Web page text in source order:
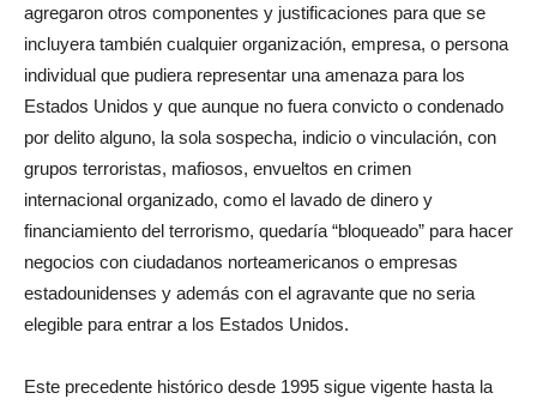
agregaron otros componentes y justificaciones para que se
incluyera también cualquier organización, empresa, o persona
individual que pudiera representar una amenaza para los
Estados Unidos y que aunque no fuera convicto o condenado
por delito alguno, la sola sospecha, indicio o vinculación, con
grupos terroristas, mafiosos, envueltos en crimen
internacional organizado, como el lavado de dinero y
financiamiento del terrorismo, quedaría “bloqueado” para hacer
negocios con ciudadanos norteamericanos o empresas
estadounidenses y además con el agravante que no seria
elegible para entrar a los Estados Unidos.
Este precedente histórico desde 1995 sigue vigente hasta la